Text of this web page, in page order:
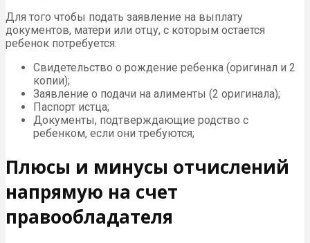
Для того чтобы подать заявление на выплату
документов, матери или отцу, с которым остается
ребенок потребуется:
Свидетельство о рождение ребенка (оригинал и 2
копии);
Заявление о подачи на алименты (2 оригинала);
Паспорт истца;
Документы, подтверждающие родство с
ребенком, если они требуются;
Плюсы и минусы отчислений
напрямую на счет
правообладателя